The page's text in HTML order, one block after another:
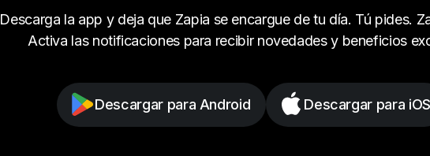
Descarga la app y deja que Zapia se encargue de tu día. Tú pides.
Activa las notificaciones para recibir novedades y beneficios
Descargar para Android Descargar para iOS